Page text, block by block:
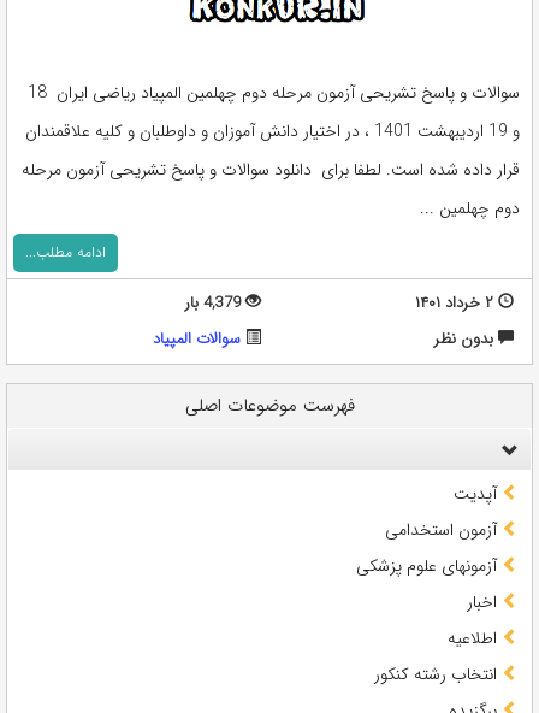
سوالات و پاسخ تشریحی آزمون مرحله دوم چهلمین المپیاد ریاضی ایران 18
و 19 اردیبهشت 1401 ، در اختیار دانش آموزان و داوطلبان و کلیه علاقمندان
قرار داده شده است. لطفا برای دانلود سوالات و پاسخ تشریحی آزمون مرحله
دوم چهلمین ...
ادامه مطلب...
۲ خرداد ۱۴۰۱
4,379 بار
بدون نظر
سوالات المپياد
فهرست موضوعات اصلی
آپدیت
آزمون استخدامی
آزمونهای علوم پزشکی
اخبار
اطلاعیه
انتخاب رشته کنکور